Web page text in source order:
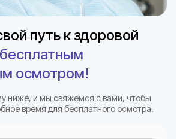
путь к здоровой
бесплатным
осмотром!
ниже, и мы свяжемся с вами, чтобы
время для бесплатного осмотра.